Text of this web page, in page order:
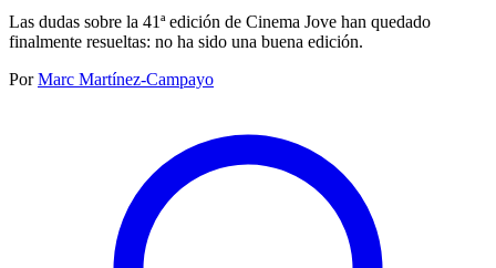
Las dudas sobre la 41ª edición de Cinema Jove han quedado
finalmente resueltas: no ha sido una buena edición.
Por Marc Martínez-Campayo